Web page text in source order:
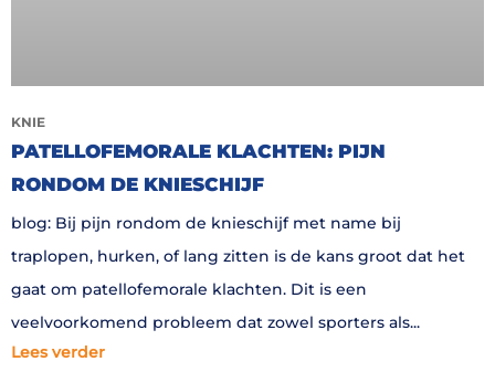
KNIE
PATELLOFEMORALE KLACHTEN: PIJN
RONDOM DE KNIESCHIJF
blog: Bij pijn rondom de knieschijf met name bij
traplopen, hurken, of lang zitten is de kans groot dat het
gaat om patellofemorale klachten. Dit is een
veelvoorkomend probleem dat zowel sporters als
Lees verder